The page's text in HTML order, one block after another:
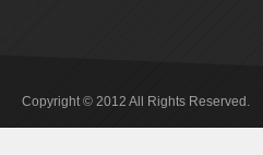
Copyright © 2012 All Rights Reserved.